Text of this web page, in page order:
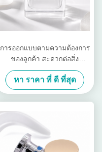
การออกแบบตามความต้องการ
ของลูกค้า สะดวกต่อสิ่ง
แวดล้อม น้ําหอม Zamak หัว
ขวดน้ําหอม
หา ราคา ที่ ดี ที่สุด